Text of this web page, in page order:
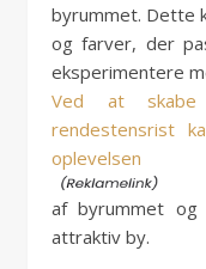
byrummet. Dette
og farver, der
eksperimentere
Ved at skabe
rendestensrist
oplevelsen
af byrummet og
attraktiv by.